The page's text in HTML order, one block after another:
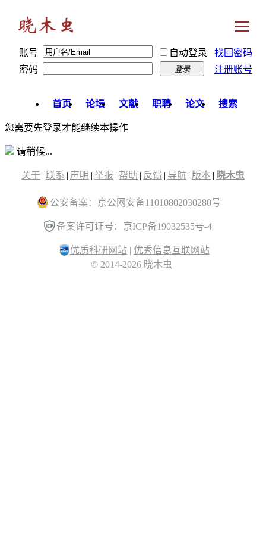
账号 自动登录
找回密码
密码
登录 注册账号
首页 论坛 文献 职聘 论文 搜索
您需要先登录才能继续本操作
请稍候...
关于 | 联系 | 声明 | 举报 | 帮助 | 反馈 | 导航 | 版本 | 晓木虫
公安备案：京公网安备11010802030280号
备案许可证号：京ICP备19032535号-4
优质科研网站 | 优秀信息互联网站
© 2014-2026 晓木虫